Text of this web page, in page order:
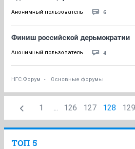
Анонимный пользователь 6
Финиш российской дерьмократии
Анонимный пользователь 4
НГС.Форум Основные форумы
1 ... 126 127 128 129
ТОП 5